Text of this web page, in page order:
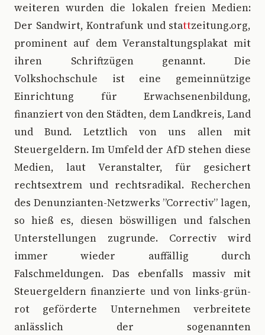
weiteren wurden die lokalen freien Medien:
Der Sandwirt, Kontrafunk und stattzeitung.org,
prominent auf dem Veranstaltungsplakat mit
ihren Schriftzügen genannt. Die
Volkshochschule ist eine gemeinnützige
Einrichtung für Erwachsenenbildung,
finanziert von den Städten, dem Landkreis, Land
und Bund. Letztlich von uns allen mit
Steuergeldern. Im Umfeld der AfD stehen diese
Medien, laut Veranstalter, für gesichert
rechtsextrem und rechtsradikal. Recherchen
des Denunzianten-Netzwerks ”Correctiv” lagen,
so hieß es, diesen böswilligen und falschen
Unterstellungen zugrunde. Correctiv wird
immer wieder auffällig durch
Falschmeldungen. Das ebenfalls massiv mit
Steuergeldern finanzierte und von links-grün-
rot geförderte Unternehmen verbreitete
anlässlich der sogenannten